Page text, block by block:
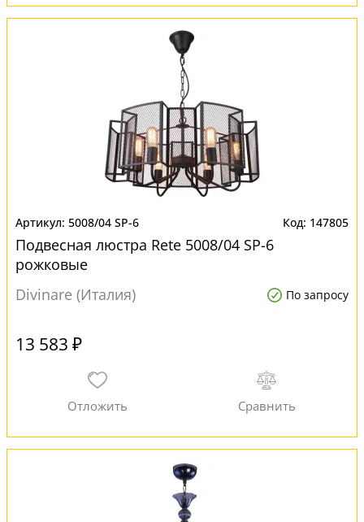
5008/04 SP-6 147805
Подвесная люстра Rete 5008/04 SP-6
рожковые
Divinare (Италия)
По запросу
13 583 ₽